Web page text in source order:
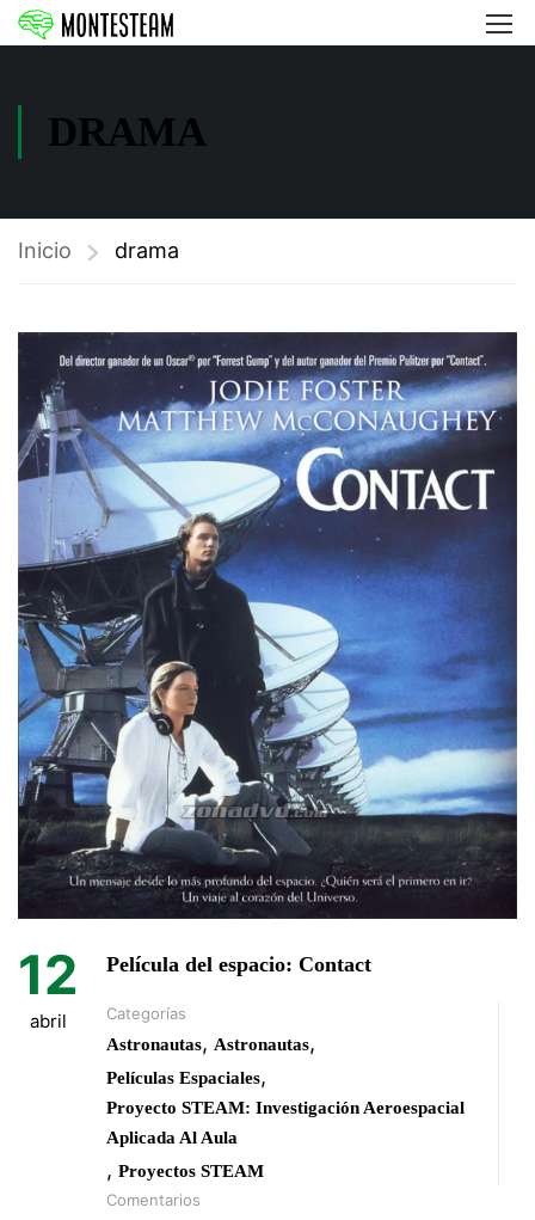
DRAMA
Inicio drama
12
abril
Película del espacio: Contact
Categorías
Astronautas, Astronautas,
Películas Espaciales,
Proyecto STEAM: Investigación Aeroespacial
Aplicada Al Aula
, Proyectos STEAM
Comentarios